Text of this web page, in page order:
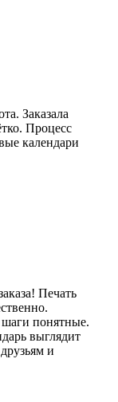
Заказала
Процесс
календари
Печать
понятные.
выглядит
и